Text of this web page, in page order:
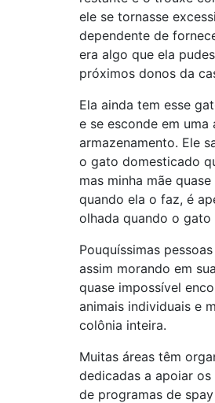
ele se tornasse
dependente de
era algo que ela
próximos donos da
Ela ainda tem esse
e se esconde em uma
armazenamento. Ele
o gato domesticado
mas minha mãe
quando ela o faz, é
olhada quando o gato
Pouquíssimas
assim morando em
quase impossível
animais individuais e
colônia inteira.
Muitas áreas têm
dedicadas a apoiar
de programas de